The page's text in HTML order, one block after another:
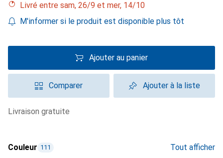
Livré entre sam, 26/9 et mer, 14/10
M'informer si le produit est disponible plus tôt
Ajouter au panier
Comparer Ajouter à la liste
livraison gratuite
Couleur 111 Tout afficher